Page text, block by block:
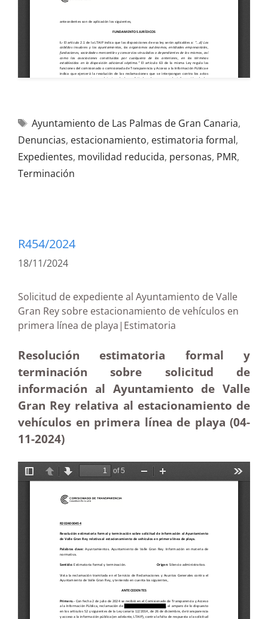
Ayuntamiento de Las Palmas de Gran Canaria,
Denuncias, estacionamiento, estimatoria formal,
Expedientes, movilidad reducida, personas, PMR,
Terminación
R454/2024
18/11/2024
Solicitud de expediente al Ayuntamiento de Valle
Gran Rey sobre estacionamiento de vehículos en
primera línea de playa|Estimatoria
Resolución estimatoria formal y
terminación sobre solicitud de
información al Ayuntamiento de Valle
Gran Rey relativa al estacionamiento de
vehículos en primera línea de playa (04-
11-2024)